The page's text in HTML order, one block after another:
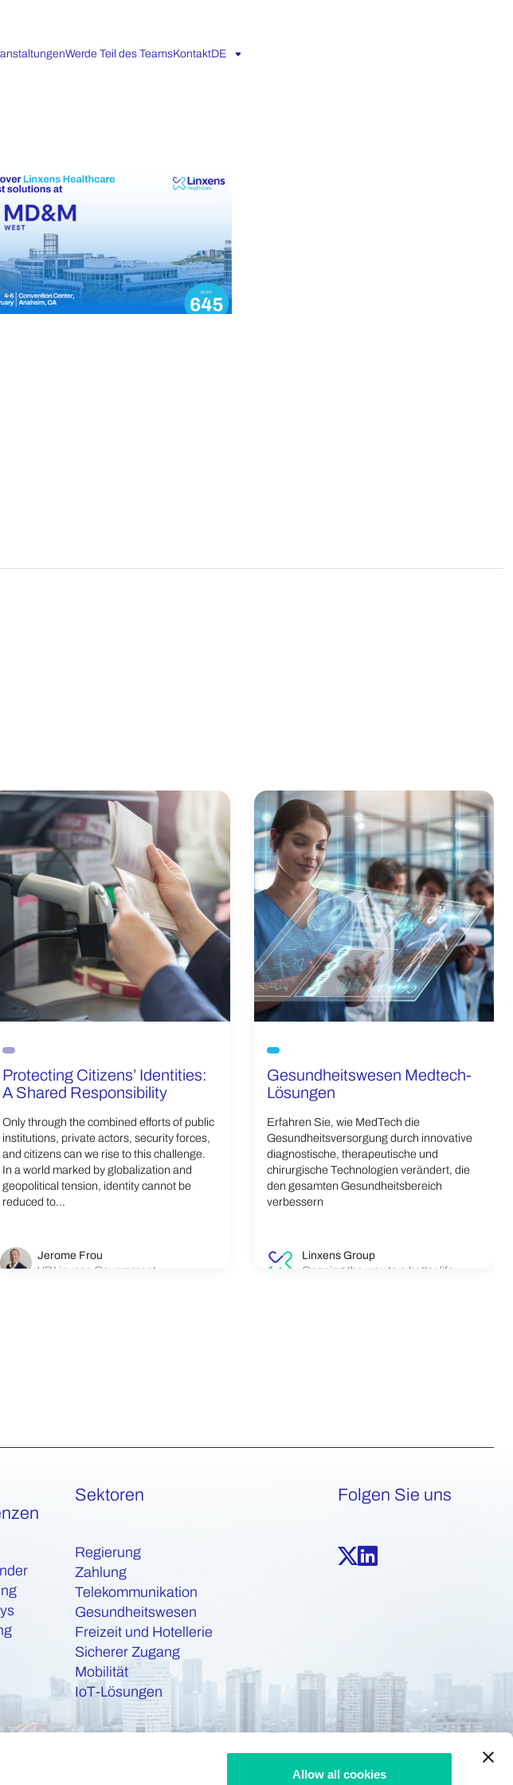
Allow all cookies
Werde Teil des TeamsKontaktDE
Protecting Citizens’ Identities:
A Shared Responsibility
Only through the combined efforts of public
institutions, private actors, security forces,
and citizens can we rise to this challenge.
In a world marked by globalization and
geopolitical tension, identity cannot be
reduced to...
Jerome Frou
VP Linxens Government
Gesundheitswesen Medtech-
Lösungen
Erfahren Sie, wie MedTech die
Gesundheitsversorgung durch innovative
diagnostische, therapeutische und
chirurgische Technologien verändert, die
den gesamten Gesundheitsbereich
verbessern
Linxens Group
Opening the way to a better life.
Sektoren
Regierung
Zahlung
Telekommunikation
Gesundheitswesen
Freizeit und Hotellerie
Sicherer Zugang
Mobilität
IoT-Lösungen
Folgen Sie uns